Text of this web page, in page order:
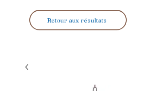
Retour aux résultats